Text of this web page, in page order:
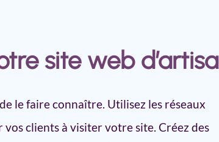
site web
le faire connaître. Utilisez les réseaux
clients à visiter votre site. Créez des